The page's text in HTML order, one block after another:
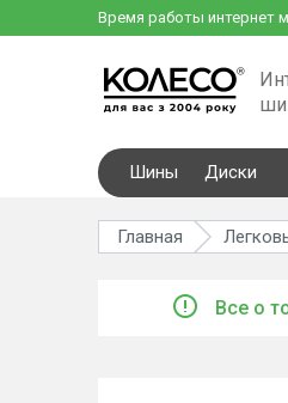
Время работы интернет
Шины Диски
Главная
Все о